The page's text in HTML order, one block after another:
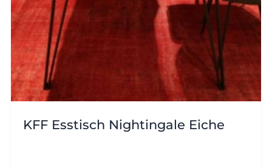
KFF Esstisch Nightingale Eiche